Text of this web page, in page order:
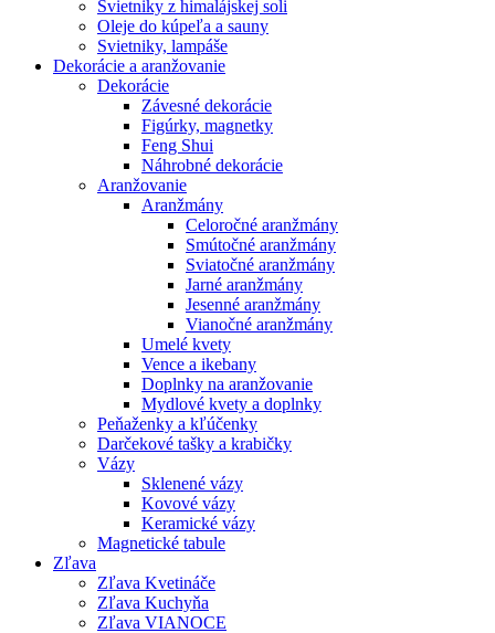
Svietniky z himalájskej soli
Oleje do kúpeľa a sauny
Svietniky, lampáše
Dekorácie a aranžovanie
Dekorácie
Závesné dekorácie
Figúrky, magnetky
Feng Shui
Náhrobné dekorácie
Aranžovanie
Aranžmány
Celoročné aranžmány
Smútočné aranžmány
Sviatočné aranžmány
Jarné aranžmány
Jesenné aranžmány
Vianočné aranžmány
Umelé kvety
Vence a ikebany
Doplnky na aranžovanie
Mydlové kvety a doplnky
Peňaženky a kľúčenky
Darčekové tašky a krabičky
Vázy
Sklenené vázy
Kovové vázy
Keramické vázy
Magnetické tabule
Zľava
Zľava Kvetináče
Zľava Kuchyňa
Zľava VIANOCE